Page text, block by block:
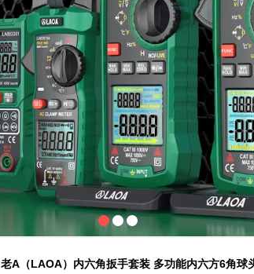
老A（LAOA）内六角扳手套装 多功能内六方6角球